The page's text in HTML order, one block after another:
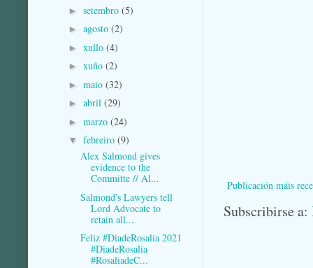
Publicación máis
Subscribirse a:
► setembro (5)
► agosto (2)
► xullo (4)
► xuño (2)
► maio (32)
► abril (29)
► marzo (24)
▼ febreiro (9)
Alex Salmond gives
evidence to the
Committe // Al...
Salmond's Lawyers tell
Lord Advocate to
retain all...
Feliz #DiadeRosalia 2021
#DiadeRosalia
#RosaliadeC...